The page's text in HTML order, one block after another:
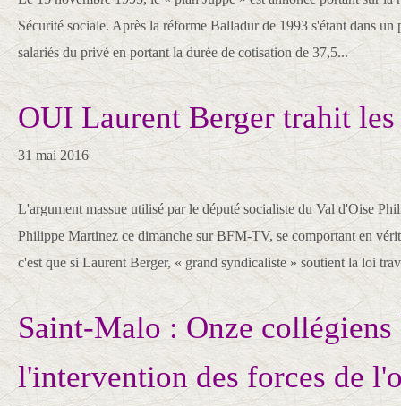
Sécurité sociale. Après la réforme Balladur de 1993 s'étant dans un
salariés du privé en portant la durée de cotisation de 37,5...
OUI Laurent Berger trahit
31 mai 2016
L'argument massue utilisé par le député socialiste du Val d'Oise
Philippe Martinez ce dimanche sur BFM-TV, se comportant en
c'est que si Laurent Berger, « grand syndicaliste » soutient la loi
Saint-Malo : Onze collégiens
l'intervention des forces de